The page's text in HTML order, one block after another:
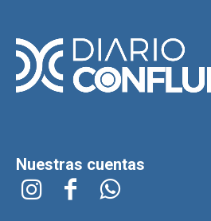
Nuestras cuentas